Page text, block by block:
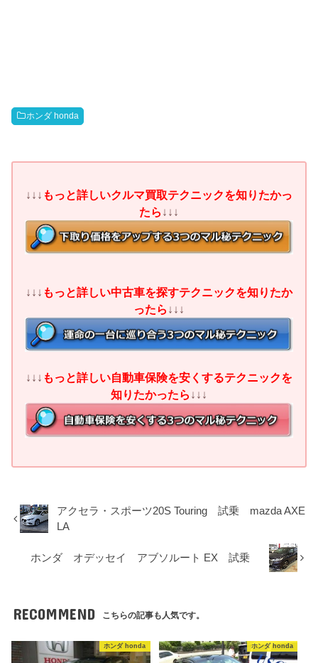
ホンダ honda
↓↓↓ もっと詳しいクルマ買取テクニックを知りたかっ
たら ↓↓↓
↓↓↓ もっと詳しい中古車を探すテクニックを知りたか
ったら ↓↓↓
↓↓↓ もっと詳しい自動車保険を安くするテクニックを
知りたかったら ↓↓↓
アクセラ・スポーツ20S Touring 試乗 mazda AXE
LA
ホンダ オデッセイ アブソルート EX 試乗
RECOMMEND こちらの記事も人気です。
ホンダ honda ホンダ honda